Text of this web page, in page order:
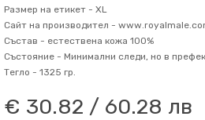
Размер на етикет - XL
Сайт на производител -
Състав - естествена кожа 100%
Състояние - Минимални следи, но в
Тегло - 1325 гр.
€ 30.82 / 60.28 лв